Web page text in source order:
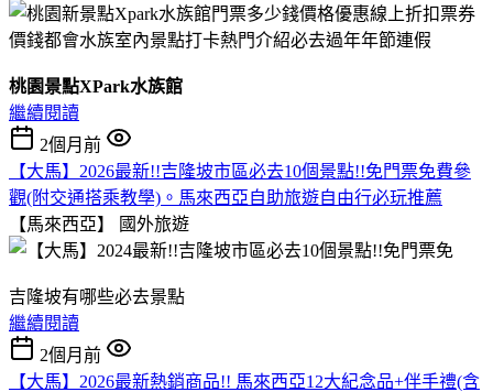
桃園景點XPark水族館
繼續閱讀
2個月前
【大馬】2026最新!!吉隆坡市區必去10個景點!!免門票免費參
觀(附交通搭乘教學)。馬來西亞自助旅遊自由行必玩推薦
【馬來西亞】
國外旅遊
吉隆坡有哪些必去景點
繼續閱讀
2個月前
【大馬】2026最新熱銷商品!! 馬來西亞12大紀念品+伴手禮(含